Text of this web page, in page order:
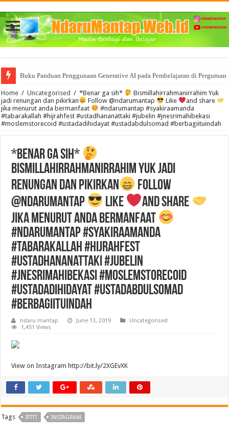
Buku Panduan Penggunaan Generative AI pada Pembelajaran di
Home / Uncategorised / *Benar ga sih*
Bismillahirrahmanirrahim Yuk
jadi renungan dan pikirkan
Follow @ndarumantap Like
and share
jika menurut anda bermanfaat
#ndarumantap #syakiraamanda
#tabarakallah #hijrahfest #ustadhananattaki #jubelin #jnesrimahibekasi
#moslemstorecoid #ustadadihidayat #ustadabdulsomad #berbagiituindah
*Benar ga sih*
Bismillahirrahmanirrahim Yuk jadi
renungan dan pikirkan
Follow
@ndarumantap
Like
and share
jika menurut anda bermanfaat
#ndarumantap #syakiraamanda
#tabarakallah #hijrahfest
#ustadhananattaki #jubelin
#jnesrimahibekasi #moslemstorecoid
#ustadadihidayat #ustadabdulsomad
#berbagiituindah
ndaru mantap June 13, 2019
Uncategorised
1,451 Views
View on Instagram http://bit.ly/2XGEvXK
Tags IFTTT INSTAGRAM